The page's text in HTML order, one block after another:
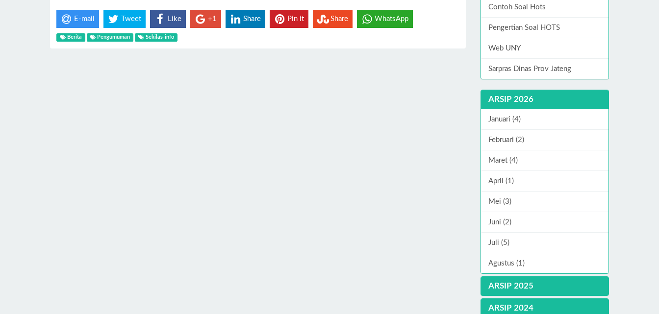
E-mail Tweet Like +1 Share Pin it Share WhatsApp
Berita Pengumuman Sekilas-info
Contoh Soal Hots
Pengertian Soal HOTS
Web UNY
Sarpras Dinas Prov Jateng
ARSIP 2026
Januari (4)
Februari (2)
Maret (4)
April (1)
Mei (3)
Juni (2)
Juli (5)
Agustus (1)
ARSIP 2025
ARSIP 2024